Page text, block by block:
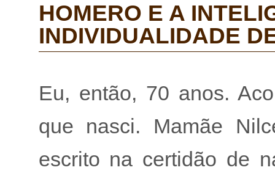
HOMERO E A
INDIVIDUALIDADE
Eu, então, 70 anos.
que nasci. Mamãe
escrito na certidão de